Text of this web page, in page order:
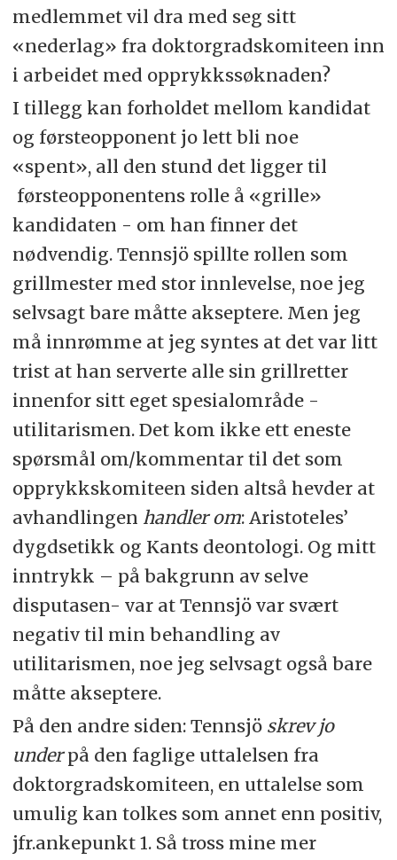
medlemmet vil dra med seg sitt
«nederlag» fra doktorgradskomiteen inn
i arbeidet med opprykkssøknaden?
I tillegg kan forholdet mellom kandidat
og førsteopponent jo lett bli noe
«spent», all den stund det ligger til
førsteopponentens rolle å «grille»
kandidaten - om han finner det
nødvendig. Tennsjö spillte rollen som
grillmester med stor innlevelse, noe jeg
selvsagt bare måtte akseptere. Men jeg
må innrømme at jeg syntes at det var litt
trist at han serverte alle sin grillretter
innenfor sitt eget spesialområde -
utilitarismen. Det kom ikke ett eneste
spørsmål om/kommentar til det som
opprykkskomiteen siden altså hevder at
avhandlingen handler om: Aristoteles’
dygdsetikk og Kants deontologi. Og mitt
inntrykk – på bakgrunn av selve
disputasen- var at Tennsjö var svært
negativ til min behandling av
utilitarismen, noe jeg selvsagt også bare
måtte akseptere.
På den andre siden: Tennsjö skrev jo
underpå den faglige uttalelsen fra
doktorgradskomiteen, en uttalelse som
umulig kan tolkes som annet enn positiv,
jfr.ankepunkt 1. Så tross mine mer